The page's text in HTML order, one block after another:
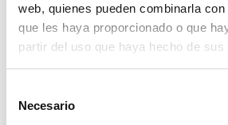
web, quienes pueden combinarla
que les haya proporcionado o que
partir del uso que haya hecho de
Necesario